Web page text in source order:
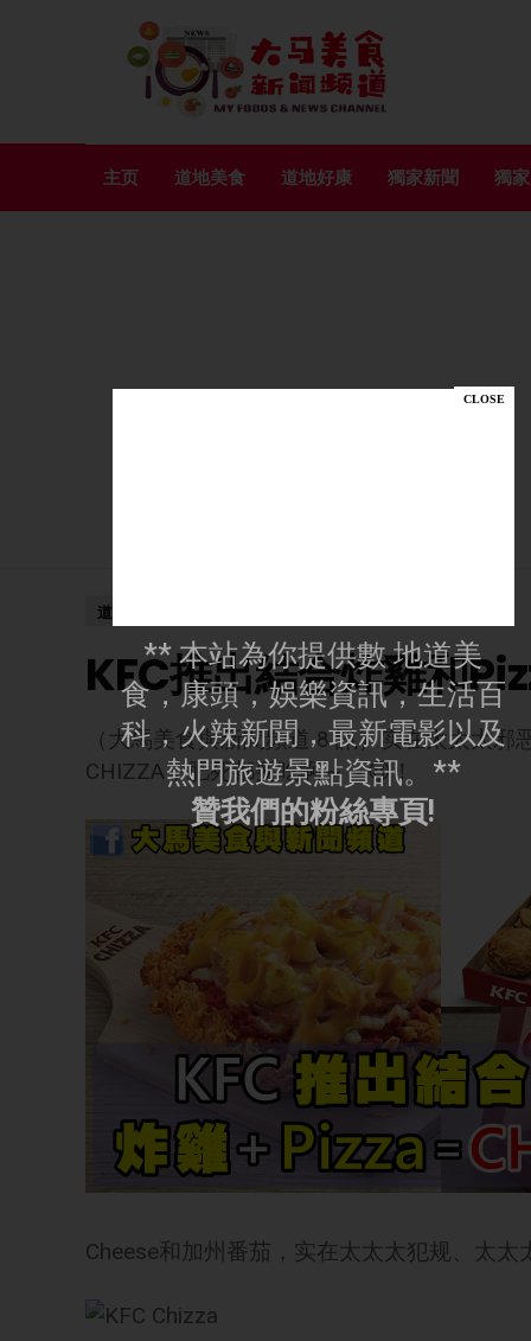
主页 道地美食 道地好康 獨家新聞 獨
道地美食
KFC推出結合炸雞和
（大馬美食與新聞頻道 8 訊）实在太太太
CHIZZA，肥死都要吃啊～～😍！
Cheese和加州番茄，实在太太太犯规、太太
** 本站為你提供數 地道美
食，康頭，娛樂資訊，生活百
科，火辣新聞，最新電影以及
熱門旅遊景點資訊。**
贊我們的粉絲專頁!